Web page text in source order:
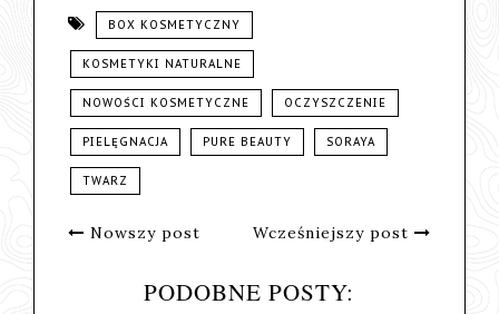
BOX KOSMETYCZNY
KOSMETYKI NATURALNE
NOWOŚCI KOSMETYCZNE OCZYSZCZENIE
PIELĘGNACJA PURE BEAUTY SORAYA
TWARZ
Nowszy post Wcześniejszy post
PODOBNE POSTY: